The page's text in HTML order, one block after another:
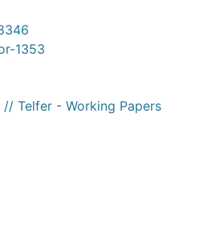
1353
Telfer - Working Papers